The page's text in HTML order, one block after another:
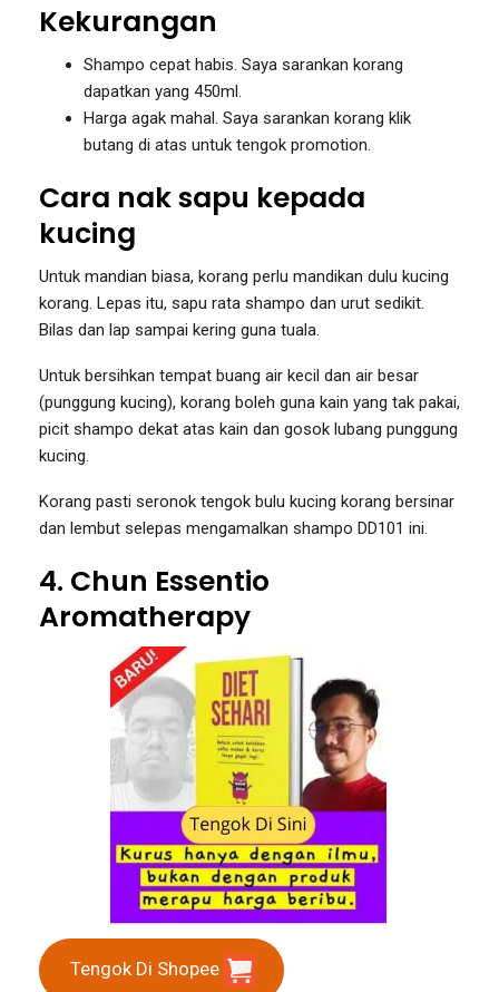
Kekurangan
Shampo cepat habis. Saya sarankan korang
dapatkan yang 450ml.
Harga agak mahal. Saya sarankan korang klik
butang di atas untuk tengok promotion.
Cara nak sapu kepada
kucing
Untuk mandian biasa, korang perlu mandikan dulu kucing
korang. Lepas itu, sapu rata shampo dan urut sedikit.
Bilas dan lap sampai kering guna tuala.
Untuk bersihkan tempat buang air kecil dan air besar
(punggung kucing), korang boleh guna kain yang tak pakai,
picit shampo dekat atas kain dan gosok lubang punggung
kucing.
Korang pasti seronok tengok bulu kucing korang bersinar
dan lembut selepas mengamalkan shampo DD101 ini.
4. Chun Essentio
Aromatherapy
Tengok Di Shopee